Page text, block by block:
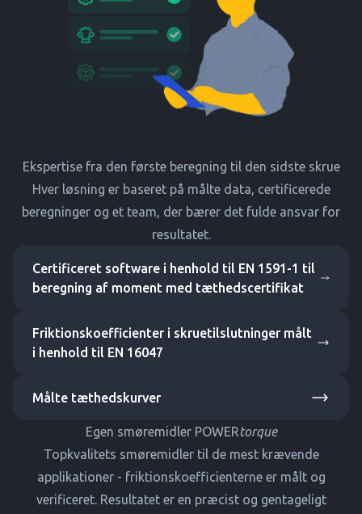
Ekspertise fra den første beregning til den sidste skrue
Hver løsning er baseret på målte data, certificerede
beregninger og et team, der bærer det fulde ansvar for
resultatet.
Certificeret software i henhold til EN 1591-1 til
beregning af moment med tæthedscertifikat
Friktionskoefficienter i skruetilslutninger målt
i henhold til EN 16047
Målte tæthedskurver
Egen smøremidler POWERtorque
Topkvalitets smøremidler til de mest krævende
applikationer - friktionskoefficienterne er målt og
verificeret. Resultatet er en præcist og gentageligt